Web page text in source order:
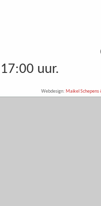
17:00 uur.
Webdesign: Maikel Schepens